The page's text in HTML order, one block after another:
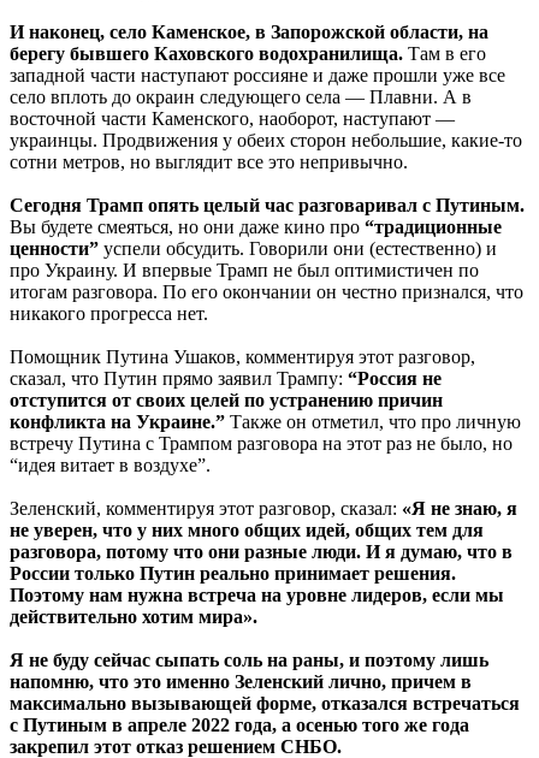
И наконец, село Каменское, в Запорожской области, на
берегу бывшего Каховского водохранилища. Там в его
западной части наступают россияне и даже прошли уже все
село вплоть до окраин следующего села — Плавни. А в
восточной части Каменского, наоборот, наступают —
украинцы. Продвижения у обеих сторон небольшие, какие-то
сотни метров, но выглядит все это непривычно.
Сегодня Трамп опять целый час разговаривал с Путиным.
Вы будете смеяться, но они даже кино про “традиционные
ценности” успели обсудить. Говорили они (естественно) и
про Украину. И впервые Трамп не был оптимистичен по
итогам разговора. По его окончании он честно признался, что
никакого прогресса нет.
Помощник Путина Ушаков, комментируя этот разговор,
сказал, что Путин прямо заявил Трампу: “Россия не
отступится от своих целей по устранению причин
конфликта на Украине.” Также он отметил, что про личную
встречу Путина с Трампом разговора на этот раз не было, но
“идея витает в воздухе”.
Зеленский, комментируя этот разговор, сказал: «Я не знаю, я
не уверен, что у них много общих идей, общих тем для
разговора, потому что они разные люди. И я думаю, что в
России только Путин реально принимает решения.
Поэтому нам нужна встреча на уровне лидеров, если мы
действительно хотим мира».
Я не буду сейчас сыпать соль на раны, и поэтому лишь
напомню, что это именно Зеленский лично, причем в
максимально вызывающей форме, отказался встречаться
с Путиным в апреле 2022 года, а осенью того же года
закрепил этот отказ решением СНБО.